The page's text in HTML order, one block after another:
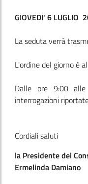
GIOVEDI' 6 LUGLIO
La seduta verrà
L'ordine del giorno è
Dalle ore 9:00
interrogazioni
Cordiali saluti
la Presidente del
Ermelinda Damiano